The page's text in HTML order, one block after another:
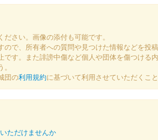
に行こう！2024限定・金版
て販売された限定御城印。こちらは金色の用
さい。画像の添付も可能です。
で、所有者への質問や見つけた情報などを投稿
す。また誹謗中傷など個人や団体を傷つける
団の利用規約に基づいて利用させていただくこと
ただけませんか